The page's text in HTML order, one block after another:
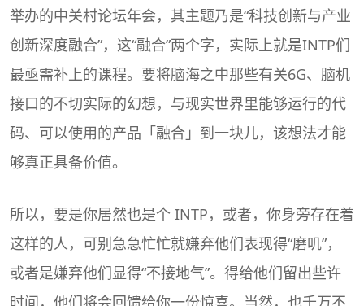
举办的中关村论坛年会，其主题乃是“科技创新与产业
创新深度融合”，这“融合”两个字，实际上就是INTP们
最亟需补上的课程。要将脑海之中那些有关6G、脑机
接口的不切实际的幻想，与现实世界里能够运行的代
码、可以使用的产品「融合」到一块儿，该想法才能
够真正具备价值。
所以，要是你居然也是个 INTP，或者，你身旁存在着
这样的人，可别急急忙忙就嫌弃他们表现得“磨叽”，
或者是嫌弃他们显得“不接地气”。得给他们留出些许
时间，他们将会回馈给你一份惊喜。当然，也千万不